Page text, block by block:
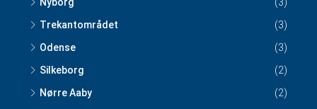
Trekantområdet
(3)
Odense
(3)
Silkeborg
(2)
Nørre Aaby
(2)